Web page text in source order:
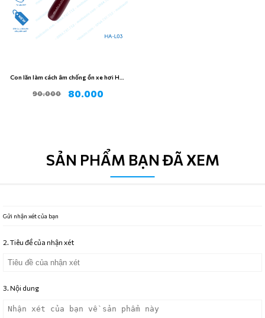
Con lăn làm cách âm chống ồn xe hơi HA-
90.000 80.000
SẢN PHẨM BẠN ĐÃ XEM
Gửi nhận xét của bạn
2. Tiêu đề của nhận xét
3. Nội dung